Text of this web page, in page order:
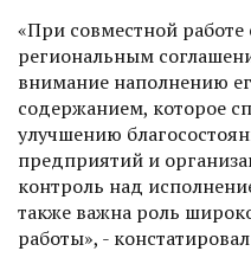
«При совместной
региональным
внимание наполнению
содержанием, которое
улучшению
предприятий и
контроль над
также важна роль
работы», -